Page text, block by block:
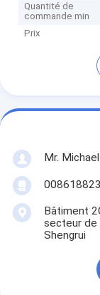
Quantité de
commande min
Prix
Mr.
Bâtiment
secteur de
Shengrui